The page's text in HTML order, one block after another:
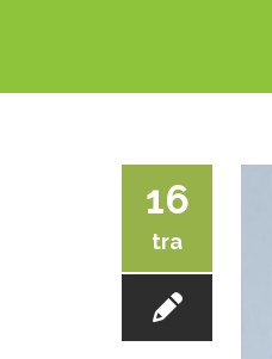
16
tra